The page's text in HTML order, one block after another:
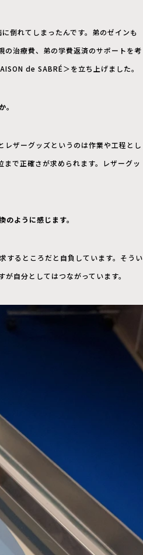
倒れてしまったんです。弟のゼインも
の治療費、弟の学費返済のサポートを考
de SABRÉ＞を立ち上げました。
レザーグッズというのは作業や工程とし
で正確さが求められます。レザーグッ
ように感じます。
するところだと自負しています。そうい
自分としてはつながっています。